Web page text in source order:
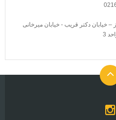
– خیابان دکتر قریب - خیابان میرخانی